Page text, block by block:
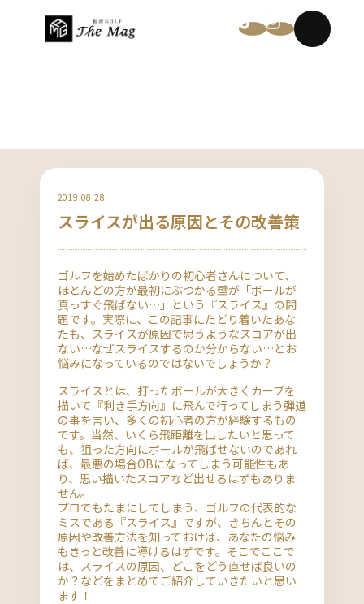
2019.08.28
スライスが出る原因とその改善策
ゴルフを始めたばかりの初心者さんについて、
ほとんどの方が最初にぶつかる壁が「ボールが
真っすぐ飛ばない…」という『スライス』の問
題です。実際に、この記事にたどり着いたあな
たも、スライスが原因で思うようなスコアが出
ない…なぜスライスするのか分からない…とお
悩みになっているのではないでしょうか？
スライスとは、打ったボールが大きくカーブを
描いて『利き手方向』に飛んで行ってしまう弾道
の事を言い、多くの初心者の方が経験するもの
です。当然、いくら飛距離を出したいと思って
も、狙った方向にボールが飛ばせないのであれ
ば、最悪の場合OBになってしまう可能性もあ
り、思い描いたスコアなど出せるはずもありま
せん。
プロでもたまにしてしまう、ゴルフの代表的な
ミスである『スライス』ですが、きちんとその
原因や改善方法を知っておけば、あなたの悩み
もきっと改善に導けるはずです。そこでここで
は、スライスの原因、どこをどう直せば良いの
か？などをまとめてご紹介していきたいと思い
ます！